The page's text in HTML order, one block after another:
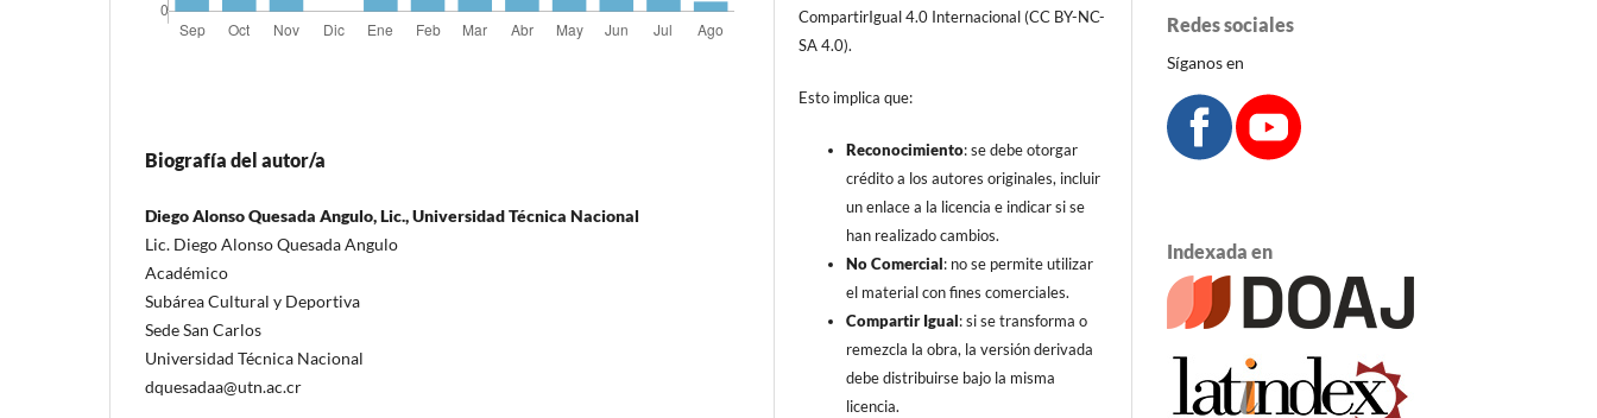
Biografía del autor/a
Diego Alonso Quesada Angulo, Lic., Universidad Técnica Nacional
Lic. Diego Alonso Quesada Angulo
Académico
Subárea Cultural y Deportiva
Sede San Carlos
Universidad Técnica Nacional
dquesadaa@utn.ac.cr
CompartirIgual 4.0 Internacional (CC BY-NC-
SA 4.0).
Esto implica que:
Reconocimiento: se debe otorgar
crédito a los autores originales, incluir
un enlace a la licencia e indicar si se
han realizado cambios.
No Comercial: no se permite utilizar
el material con fines comerciales.
Compartir Igual: si se transforma o
remezcla la obra, la versión derivada
debe distribuirse bajo la misma
licencia.
Redes sociales
Síganos en
Indexada en